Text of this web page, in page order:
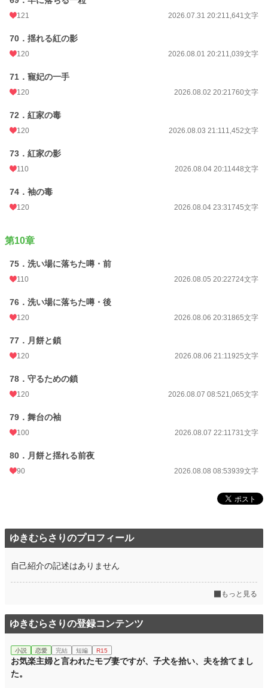
121 2026.07.31 20:211,641文字
70．揺れる紅の影
120 2026.08.01 20:211,039文字
71．寵妃の一手
120 2026.08.02 20:21760文字
72．紅家の毒
120 2026.08.03 21:111,452文字
73．紅家の影
110 2026.08.04 20:11448文字
74．袖の毒
120 2026.08.04 23:31745文字
第10章
75．洗い場に落ちた噂・前
110 2026.08.05 20:22724文字
76．洗い場に落ちた噂・後
120 2026.08.06 20:31865文字
77．月餅と鎖
120 2026.08.06 21:11925文字
78．守るための鎖
120 2026.08.07 08:521,065文字
79．舞台の袖
100 2026.08.07 22:11731文字
80．月餅と揺れる前夜
90 2026.08.08 08:53939文字
ゆきむらさりのプロフィール
自己紹介の記述はありません
もっと見る
ゆきむらさりの登録コンテンツ
小説 恋愛 完結 短編 R15
お気楽主婦と言われたモブ妻ですが、子犬を拾い、夫を捨てまし
た。